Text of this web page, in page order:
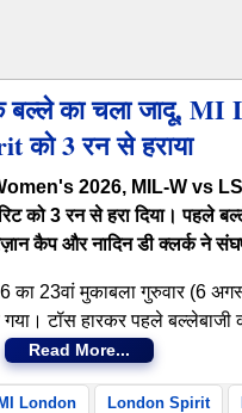
बल्ले का चला जादू,
को 3 रन से हराया
2026, MIL-W vs
को 3 रन से हरा दिया। पहले
कैप और नादिन डी क्लर्क ने
का 23वां मुकाबला गुरुवार (6
गया। टॉस हारकर पहले
Read More...
MI London London Spirit